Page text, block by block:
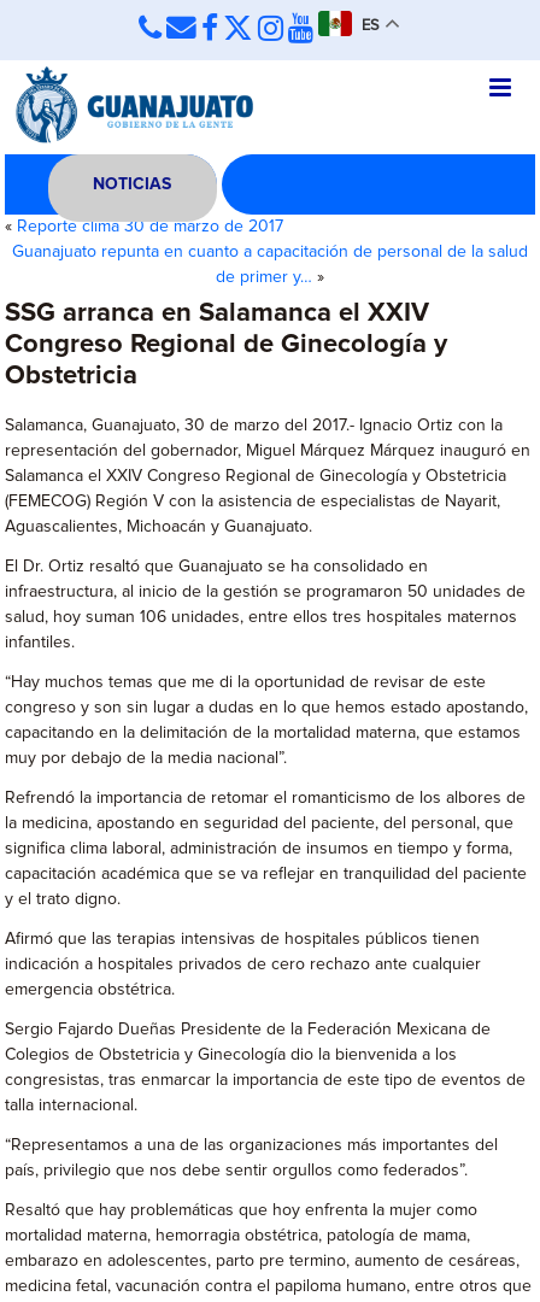
ES
NOTICIAS
« Reporte clima 30 de marzo de 2017
Guanajuato repunta en cuanto a capacitación de personal de la salud
de primer y… »
SSG arranca en Salamanca el XXIV
Congreso Regional de Ginecología y
Obstetricia
Salamanca, Guanajuato, 30 de marzo del 2017.- Ignacio Ortiz con la
representación del gobernador, Miguel Márquez Márquez inauguró en
Salamanca el XXIV Congreso Regional de Ginecología y Obstetricia
(FEMECOG) Región V con la asistencia de especialistas de Nayarit,
Aguascalientes, Michoacán y Guanajuato.
El Dr. Ortiz resaltó que Guanajuato se ha consolidado en
infraestructura, al inicio de la gestión se programaron 50 unidades de
salud, hoy suman 106 unidades, entre ellos tres hospitales maternos
infantiles.
“Hay muchos temas que me di la oportunidad de revisar de este
congreso y son sin lugar a dudas en lo que hemos estado apostando,
capacitando en la delimitación de la mortalidad materna, que estamos
muy por debajo de la media nacional”.
Refrendó la importancia de retomar el romanticismo de los albores de
la medicina, apostando en seguridad del paciente, del personal, que
significa clima laboral, administración de insumos en tiempo y forma,
capacitación académica que se va reflejar en tranquilidad del paciente
y el trato digno.
Afirmó que las terapias intensivas de hospitales públicos tienen
indicación a hospitales privados de cero rechazo ante cualquier
emergencia obstétrica.
Sergio Fajardo Dueñas Presidente de la Federación Mexicana de
Colegios de Obstetricia y Ginecología dio la bienvenida a los
congresistas, tras enmarcar la importancia de este tipo de eventos de
talla internacional.
“Representamos a una de las organizaciones más importantes del
país, privilegio que nos debe sentir orgullos como federados”.
Resaltó que hay problemáticas que hoy enfrenta la mujer como
mortalidad materna, hemorragia obstétrica, patología de mama,
embarazo en adolescentes, parto pre termino, aumento de cesáreas,
medicina fetal, vacunación contra el papiloma humano, entre otros que